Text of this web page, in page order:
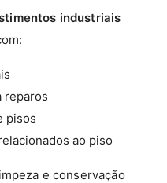
industriais
reparos
pisos
ao piso
e conservação